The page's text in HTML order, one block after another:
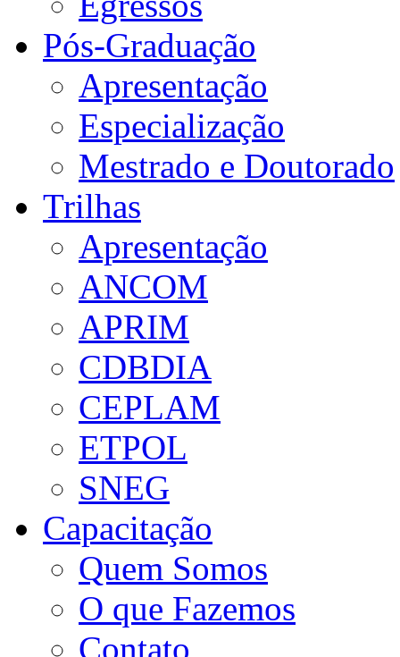
Pós-Graduação
Apresentação
Especialização
Mestrado e Doutorado
Trilhas
Apresentação
ANCOM
APRIM
CDBDIA
CEPLAM
ETPOL
SNEG
Capacitação
Quem Somos
O que Fazemos
Contato